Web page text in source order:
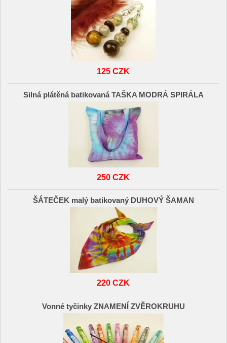
125 CZK
Silná plátěná batikovaná TAŠKA MODRÁ SPIRÁLA
250 CZK
ŠÁTEČEK malý batikovaný DUHOVÝ ŠAMAN
220 CZK
Vonné tyčinky ZNAMENÍ ZVĚROKRUHU